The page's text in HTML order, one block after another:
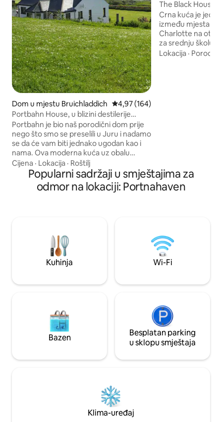
Dom u mjestu Bruichladdich Prosječna ocjena: 4,97 od 5,
4,97 (164)
Portbahn House, u blizini destilerije
Bruichladdich
Portbahn je bio naš porodični dom prije
nego što smo se preselili u Juru i nadamo
se da će vam biti jednako ugodan kao i
nama. Ova moderna kuća uz obalu
smještena je na slikovitoj obalnoj ruti
otoka Islay s predivnim pogledom na
jezero. Može primiti 8 osoba u 3 spavaće
sobe u prizemlju, što je savršeno za
na drva čine ga udobnim tokom cijele
godine. Psi su dobrodošli. Vaš smještaj na
otoku vas čeka!
Cijena · Lokacija · Roštilj
e
The Black House,
Crna kuća je
između mjesta
Charlotte na otoku Islay.
za srednju školu
putovanje na
Lokacija · Porodica
Popularni sadržaji u smještajima za
odmor na lokaciji: Portnahaven
Kuhinja Wi-Fi
Bazen
Besplatan parking
u sklopu smještaja
Klima-uređaj